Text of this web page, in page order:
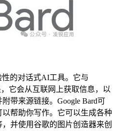
的对话式AI工具。它与
它会从互联网上获取信息，以
带来源链接。Google Bard可
帮助你写作。它可以生成各种
并使用谷歌的图片创造器来创